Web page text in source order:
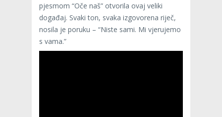
pjesmom “Oče naš” otvorila ovaj veliki
događaj. Svaki ton, svaka izgovorena riječ,
nosila je poruku – “Niste sami. Mi vjerujemo
s vama.”